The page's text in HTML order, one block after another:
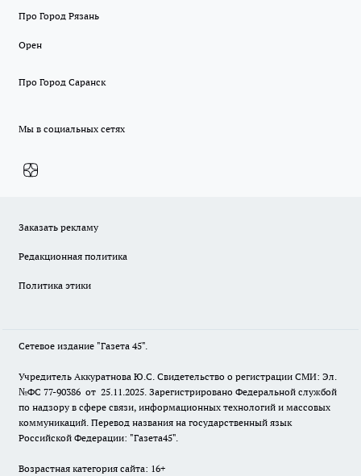
Про Город Рязань
Орен
Про Город Саранск
Мы в социальных сетях
Заказать рекламу
Редакционная политика
Политика этики
Сетевое издание "Газета 45".
Учредитель Аккуратнова Ю.С. Свидетельство о регистрации СМИ: Эл.
№ФС 77-90386 от 25.11.2025. Зарегистрировано Федеральной службой
по надзору в сфере связи, информационных технологий и массовых
коммуникаций. Перевод названия на государственный язык
Российской Федерации: "Газета45".
Возрастная категория сайта: 16+